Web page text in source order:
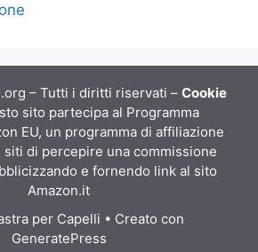
– Tutti i diritti riservati – Cookie
sito partecipa al Programma
EU, un programma di affiliazione
siti di percepire una commissione
e fornendo link al sito
Amazon.it
per Capelli • Creato con
GeneratePress